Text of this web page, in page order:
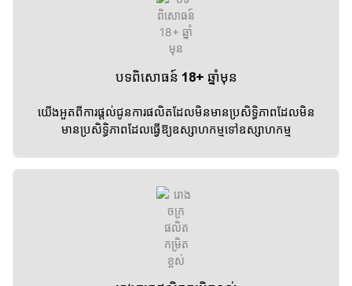
បទពិសោធន៍ 18+ ឆ្នាំមុន
យើងអួតពីការផ្តល់ជូនការផលិតដែលមិនមានប្រសិទ្ធិភាពដែលមិន
មានប្រសិទ្ធិភាពដែលធ្វើឱ្យឧស្សាហកម្មទៅឧស្សាហកម្ម